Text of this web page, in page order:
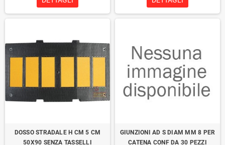
DOSSO STRADALE H CM 5 CM
50X90 SENZA TASSELLI
GIUNZIONI AD S DIAM MM 8 PER
CATENA CONF DA 30 PEZZI